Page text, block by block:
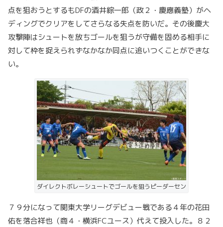
点を狙おうとするもDFの酒井綜一郎（政２・慶應義塾）がヘ
ディングでクリアをしてさらなる失点を防いだ。その後慶大
攻撃陣はシュートを放ちゴールを狙うが守備を固める相手に
対して枠を捉えられずなかなか同点に追いつくことができな
い。
ダイレクトボレーシュートでゴールを狙うピーダーセン
７９分になって関東大学リーグデビュー戦である４年の花田
佑を落合祥也（商４・横浜FCユース）代えて投入した。８２